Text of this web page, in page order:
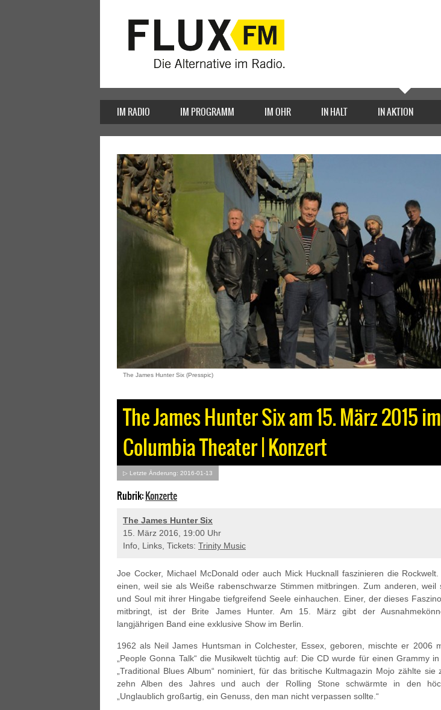
IM RADIO IM PROGRAMM IM OHR IN HALT IN AKTION
The James Hunter Six (Presspic)
The James Hunter Six am 15. März 2015 im
Columbia Theater | Konzert
▷ Letzte Änderung: 2016-01-13
Rubrik:Konzerte
The James Hunter Six
15. März 2016, 19:00 Uhr
Info, Links, Tickets: Trinity Music
Joe Cocker, Michael McDonald oder auch Mick Hucknall faszinieren die
einen, weil sie als Weiße rabenschwarze Stimmen mitbringen. Zum anderen, weil
und Soul mit ihrer Hingabe tiefgreifend Seele einhauchen. Einer, der dieses
mitbringt, ist der Brite James Hunter. Am 15. März gibt der
langjährigen Band eine exklusive Show im Berlin.
1962 als Neil James Huntsman in Colchester, Essex, geboren, mischte er 2006
„People Gonna Talk“ die Musikwelt tüchtig auf: Die CD wurde für einen Grammy
„Traditional Blues Album“ nominiert, für das britische Kultmagazin Mojo zählte sie
zehn Alben des Jahres und auch der Rolling Stone schwärmte in den
„Unglaublich großartig, ein Genuss, den man nicht verpassen sollte.“